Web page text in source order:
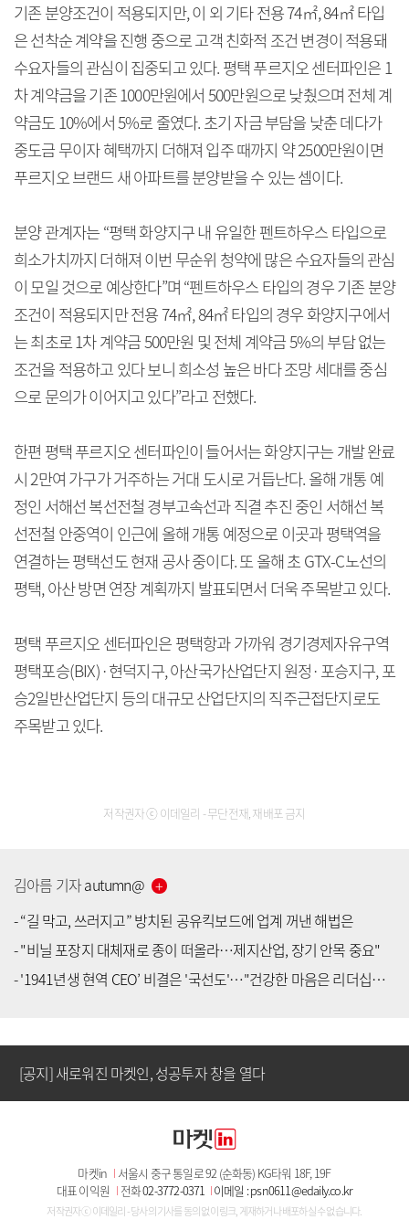
기존 분양조건이 적용되지만, 이 외 기타 전용 74㎡, 84㎡ 타입
은 선착순 계약을 진행 중으로 고객 친화적 조건 변경이 적용돼
수요자들의 관심이 집중되고 있다. 평택 푸르지오 센터파인은 1
차 계약금을 기존 1000만원에서 500만원으로 낮췄으며 전체 계
약금도 10%에서 5%로 줄였다. 초기 자금 부담을 낮춘 데다가
중도금 무이자 혜택까지 더해져 입주 때까지 약 2500만원이면
푸르지오 브랜드 새 아파트를 분양받을 수 있는 셈이다.
분양 관계자는 “평택 화양지구 내 유일한 펜트하우스 타입으로
희소가치까지 더해져 이번 무순위 청약에 많은 수요자들의 관심
이 모일 것으로 예상한다”며 “펜트하우스 타입의 경우 기존 분양
조건이 적용되지만 전용 74㎡, 84㎡ 타입의 경우 화양지구에서
는 최초로 1차 계약금 500만원 및 전체 계약금 5%의 부담 없는
조건을 적용하고 있다 보니 희소성 높은 바다 조망 세대를 중심
으로 문의가 이어지고 있다”라고 전했다.
한편 평택 푸르지오 센터파인이 들어서는 화양지구는 개발 완료
시 2만여 가구가 거주하는 거대 도시로 거듭난다. 올해 개통 예
정인 서해선 복선전철 경부고속선과 직결 추진 중인 서해선 복
선전철 안중역이 인근에 올해 개통 예정으로 이곳과 평택역을
연결하는 평택선도 현재 공사 중이다. 또 올해 초 GTX-C노선의
평택, 아산 방면 연장 계획까지 발표되면서 더욱 주목받고 있다.
평택 푸르지오 센터파인은 평택항과 가까워 경기경제자유구역
평택포승(BIX)·현덕지구, 아산국가산업단지 원정·포승지구, 포
승2일반산업단지 등의 대규모 산업단지의 직주근접단지로도
주목받고 있다.
저작권자 ⓒ 이데일리 - 무단전재, 재배포 금지
김아름 기자autumn@
-“길 막고, 쓰러지고” 방치된 공유킥보드에 업계 꺼낸 해법은
-"비닐 포장지 대체재로 종이 떠올라…제지산업, 장기 안목 중요"
-'1941년생 현역 CEO’ 비결은 '국선도'…"건강한 마음은 리더십의 출발"
[공지] 새로워진 마켓인, 성공투자 창을 열다
[공지] 유료서비스 가입 안내
[공지] 새로워진 마켓인, 성공투자 창을 열다
마켓in I 서울시 중구 통일로 92 (순화동) KG타워 18F, 19F
대표 이익원 I 전화02-3772-0371 I이메일 : psn0611@edaily.co.kr
저작권자 ⓒ 이데일리 - 당사의 기사를 동의 없이 링크, 게재하거나 배포하실 수 없습니다.